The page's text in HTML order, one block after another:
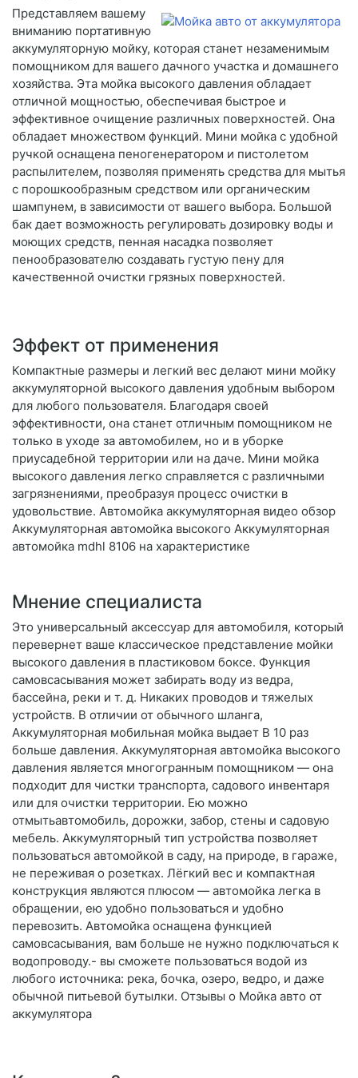
Представляем вашему
вниманию портативную
аккумуляторную мойку, которая станет незаменимым
помощником для вашего дачного участка и домашнего
хозяйства. Эта мойка высокого давления обладает
отличной мощностью, обеспечивая быстрое и
эффективное очищение различных поверхностей. Она
обладает множеством функций. Мини мойка с удобной
ручкой оснащена пеногенератором и пистолетом
распылителем, позволяя применять средства для мытья
с порошкообразным средством или органическим
шампунем, в зависимости от вашего выбора. Большой
бак дает возможность регулировать дозировку воды и
моющих средств, пенная насадка позволяет
пенообразователю создавать густую пену для
качественной очистки грязных поверхностей.
Эффект от применения
Компактные размеры и легкий вес делают мини мойку
аккумуляторной высокого давления удобным выбором
для любого пользователя. Благодаря своей
эффективности, она станет отличным помощником не
только в уходе за автомобилем, но и в уборке
приусадебной территории или на даче. Мини мойка
высокого давления легко справляется с различными
загрязнениями, преобразуя процесс очистки в
удовольствие. Автомойка аккумуляторная видео обзор
Аккумуляторная автомойка высокого Аккумуляторная
автомойка mdhl 8106 на характеристике
Мнение специалиста
Это универсальный аксессуар для автомобиля, который
перевернет ваше классическое представление мойки
высокого давления в пластиковом боксе. Функция
самовсасывания может забирать воду из ведра,
бассейна, реки и т. д. Никаких проводов и тяжелых
устройств. В отличии от обычного шланга,
Аккумуляторная мобильная мойка выдает В 10 раз
больше давления. Аккумуляторная автомойка высокого
давления является многогранным помощником — она
подходит для чистки транспорта, садового инвентаря
или для очистки территории. Ею можно
отмытьавтомобиль, дорожки, забор, стены и садовую
мебель. Аккумуляторный тип устройства позволяет
пользоваться автомойкой в саду, на природе, в гараже,
не переживая о розетках. Лёгкий вес и компактная
конструкция являются плюсом — автомойка легка в
обращении, ею удобно пользоваться и удобно
перевозить. Автомойка оснащена функцией
самовсасывания, вам больше не нужно подключаться к
водопроводу.- вы сможете пользоваться водой из
любого источника: река, бочка, озеро, ведро, и даже
обычной питьевой бутылки. Отзывы о Мойка авто от
аккумулятора